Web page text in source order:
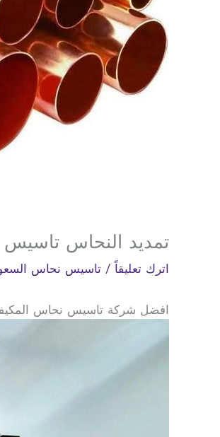
تمديد النحاس
اترك تعليقاً / تاسيس نحاس
افضل شركة تاسيس نحاس المكيفات في